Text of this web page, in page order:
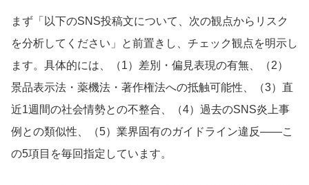
まず「以下のSNS投稿文について、次の観点からリスク
を分析してください」と前置きし、チェック観点を明示し
ます。具体的には、（1）差別・偏見表現の有無、（2）
景品表示法・薬機法・著作権法への抵触可能性、（3）直
近1週間の社会情勢との不整合、（4）過去のSNS炎上事
例との類似性、（5）業界固有のガイドライン違反——こ
の5項目を毎回指定しています。